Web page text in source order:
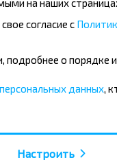
и
согласие с
подробнее о
данных ,
Настроить